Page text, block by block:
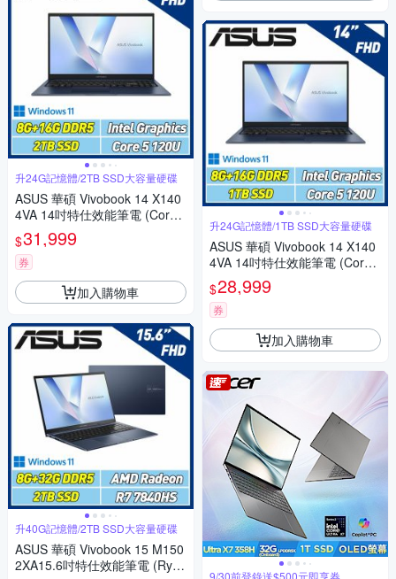
升24G記憶體/2TB SSD大容量硬碟
ASUS 華碩 Vivobook 14 X140
4VA 14吋特仕效能筆電 (Core5
120U/8G+16G/2TB SSD/午夜
藍)
$31,999
券
加入購物車
升40G記憶體/2TB SSD大容量硬碟
ASUS 華碩 Vivobook 15 M150
2XA15.6吋特仕效能筆電 (Ryze
升24G記憶體/1TB SSD大容量硬碟
ASUS 華碩 Vivobook 14 X140
4VA 14吋特仕效能筆電 (Core5
120U/8G+16G/1TB SSD/午夜
藍)
$28,999
券
加入購物車